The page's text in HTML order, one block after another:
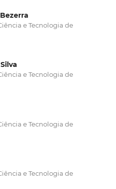
e Tecnologia de
e Tecnologia de
e Tecnologia de
e Tecnologia de